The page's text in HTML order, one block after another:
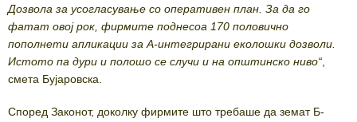
Дозвола за усогласување со оперативен план. За да го
фатат овој рок фирмите поднесоа 170 половично
пополнети апликации за А-интегрирани еколошки дозволи.
Истото па дури и полошо се случи и на општинско ниво“
смета Бујаровска.
Според Законот, доколку фирмите што требаше да земат Б-